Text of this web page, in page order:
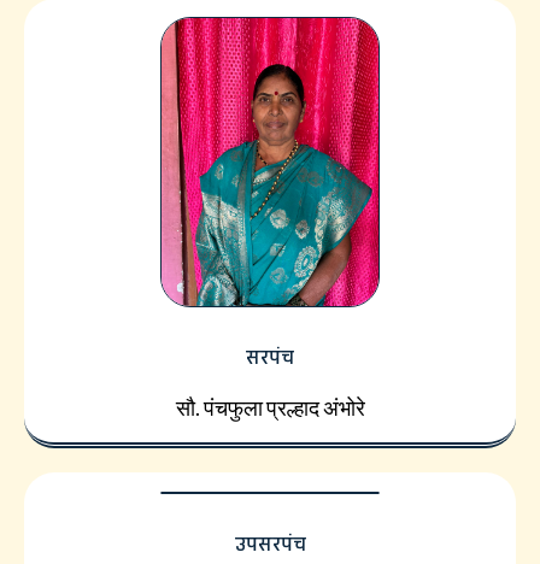
सरपंच
सौ. पंचफुला प्रल्हाद अंभोरे
उपसरपंच